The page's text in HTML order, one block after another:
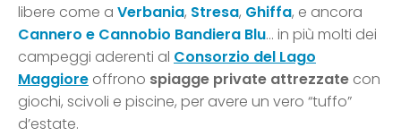
libere come a Verbania, Stresa, Ghiffa, e ancora
Cannero e Cannobio Bandiera Blu… in più molti dei
campeggi aderenti al Consorzio del Lago
Maggiore offrono spiagge private attrezzate con
giochi, scivoli e piscine, per avere un vero “tuffo”
d’estate.